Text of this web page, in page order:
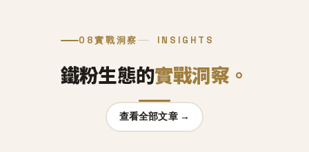
08實戰洞察 INSIGHTS
鐵粉生態的實戰洞察。
查看全部文章 →